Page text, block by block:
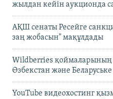
жылдан кейін аукционда
АҚШ сенаты Ресейге
заң жобасын" мақұлдады
Wildberries қоймаларының
Өзбекстан және
YouTube видеохостинг